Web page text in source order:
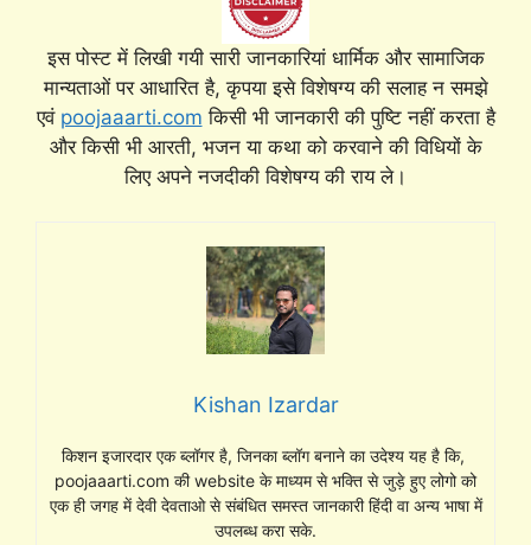
इस पोस्ट में लिखी गयी सारी जानकारियां धार्मिक और सामाजिक
मान्यताओं पर आधारित है, कृपया इसे विशेषग्य की सलाह न समझे
एवं poojaaarti.com किसी भी जानकारी की पुष्टि नहीं करता है
और किसी भी आरती, भजन या कथा को करवाने की विधियों के
लिए अपने नजदीकी विशेषग्य की राय ले।
Kishan Izardar
किशन इजारदार एक ब्लॉगर है, जिनका ब्लॉग बनाने का उदेश्य यह है कि,
poojaaarti.com की website के माध्यम से भक्ति से जुड़े हुए लोगो को
एक ही जगह में देवी देवताओ से संबंधित समस्त जानकारी हिंदी वा अन्य भाषा में
उपलब्ध करा सके.